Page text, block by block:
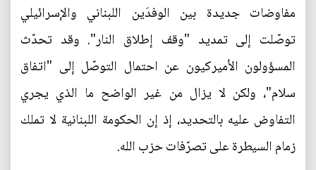
مفاوضات جديدة بين الوفدَين اللبناني والإسرائيلي
توصّلت إلى تمديد "وقف إطلاق النار". وقد تحدّث
المسؤولون الأميركيون عن احتمال التوصّل إلى "اتفاق
سلام"، ولكن لا يزال من غير الواضح ما الذي يجري
التفاوض عليه بالتحديد، إذ إن الحكومة اللبنانية لا تملك
زمام السيطرة على تصرّفات حزب الله.